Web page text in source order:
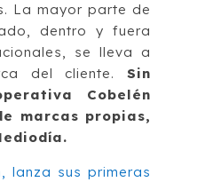
La mayor parte de
dentro y fuera
se lleva a
del cliente.
Sin
Cobelén
marcas propias,
lanza sus primeras